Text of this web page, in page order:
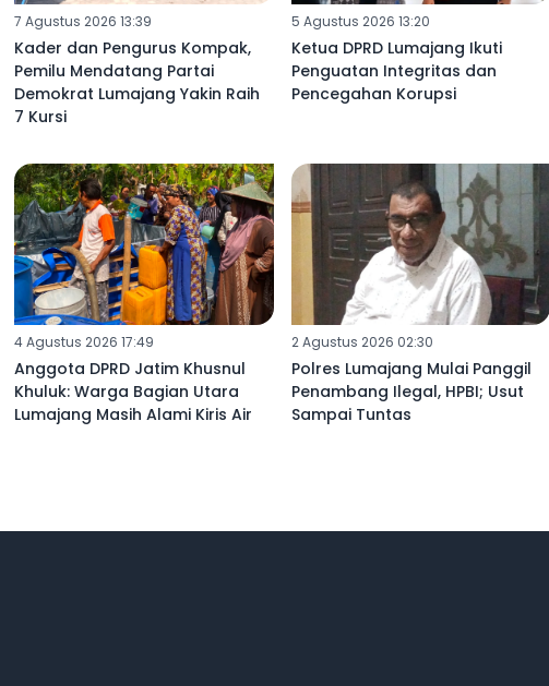
7 Agustus 2026 13:39
Kader dan Pengurus Kompak,
Pemilu Mendatang Partai
Demokrat Lumajang Yakin Raih
7 Kursi
5 Agustus 2026 13:20
Ketua DPRD Lumajang Ikuti
Penguatan Integritas dan
Pencegahan Korupsi
4 Agustus 2026 17:49
Anggota DPRD Jatim Khusnul
Khuluk: Warga Bagian Utara
Lumajang Masih Alami Kiris Air
2 Agustus 2026 02:30
Polres Lumajang Mulai Panggil
Penambang Ilegal, HPBI; Usut
Sampai Tuntas